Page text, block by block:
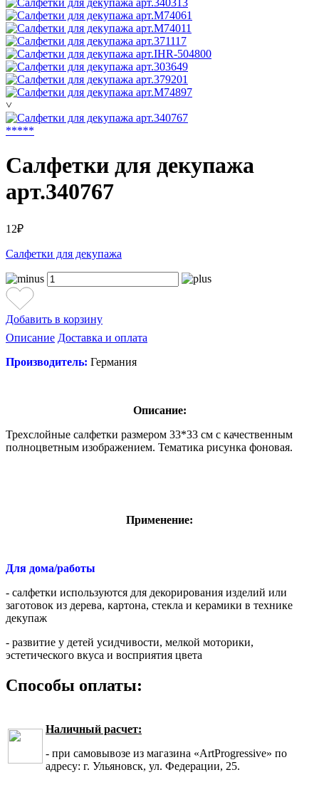
˅
*****
Салфетки для декупажа
арт.340767
12₽
Салфетки для декупажа
Добавить в корзину
Описание Доставка и оплата
Производитель: Германия
Описание:
Трехслойные салфетки размером 33*33 см с качественным
полноцветным изображением. Тематика рисунка фоновая.
Применение:
Для дома/работы
- салфетки используются для декорирования изделий или
заготовок из дерева, картона, стекла и керамики в технике
декупаж
- развитие у детей усидчивости, мелкой моторики,
эстетического вкуса и восприятия цвета
Способы оплаты:
Наличный расчет:
- при самовывозе из магазина «ArtProgressive» по
адресу: г. Ульяновск, ул. Федерации, 25.